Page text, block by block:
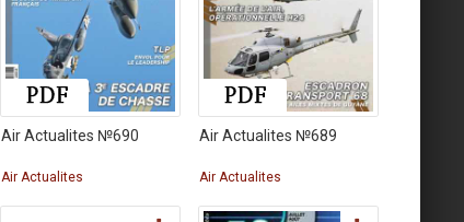
Air Actualites №690
Air Actualites
Air Actualites №689
Air Actualites